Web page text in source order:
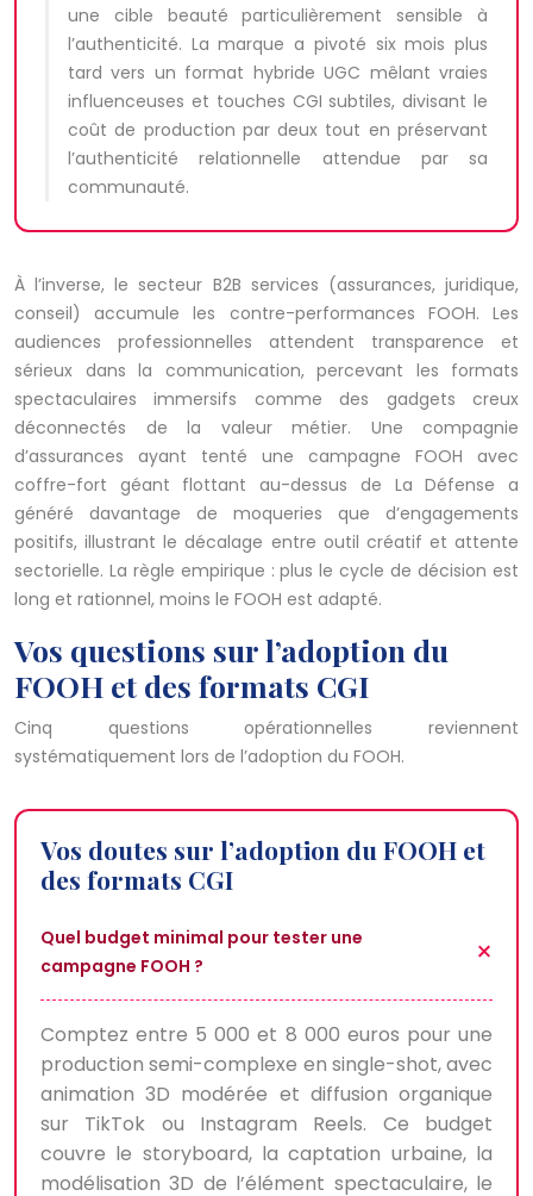
une cible beauté particulièrement sensible à
l’authenticité. La marque a pivoté six mois plus
tard vers un format hybride UGC mêlant vraies
influenceuses et touches CGI subtiles, divisant le
coût de production par deux tout en préservant
l’authenticité relationnelle attendue par sa
communauté.
À l’inverse, le secteur B2B services (assurances, juridique,
conseil) accumule les contre-performances FOOH. Les
audiences professionnelles attendent transparence et
sérieux dans la communication, percevant les formats
spectaculaires immersifs comme des gadgets creux
déconnectés de la valeur métier. Une compagnie
d’assurances ayant tenté une campagne FOOH avec
coffre-fort géant flottant au-dessus de La Défense a
généré davantage de moqueries que d’engagements
positifs, illustrant le décalage entre outil créatif et attente
sectorielle. La règle empirique : plus le cycle de décision est
long et rationnel, moins le FOOH est adapté.
Vos questions sur l’adoption du
FOOH et des formats CGI
Cinq questions opérationnelles reviennent
systématiquement lors de l’adoption du FOOH.
Vos doutes sur l’adoption du FOOH et
des formats CGI
Quel budget minimal pour tester une
campagne FOOH ?
Comptez entre 5 000 et 8 000 euros pour une
production semi-complexe en single-shot, avec
animation 3D modérée et diffusion organique
sur TikTok ou Instagram Reels. Ce budget
couvre le storyboard, la captation urbaine, la
modélisation 3D de l’élément spectaculaire, le